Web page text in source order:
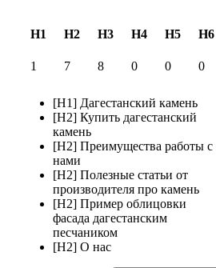
H1 H2 H3 H4 H5 H6
1 7 8 0 0 0
[H1] Дагестанский камень
[H2] Купить дагестанский
камень
[H2] Преимущества работы с
нами
[H2] Полезные статьи от
производителя про камень
[H2] Пример облицовки
фасада дагестанским
песчаником
[H2] О нас